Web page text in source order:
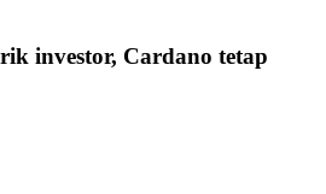
investor, Cardano tetap